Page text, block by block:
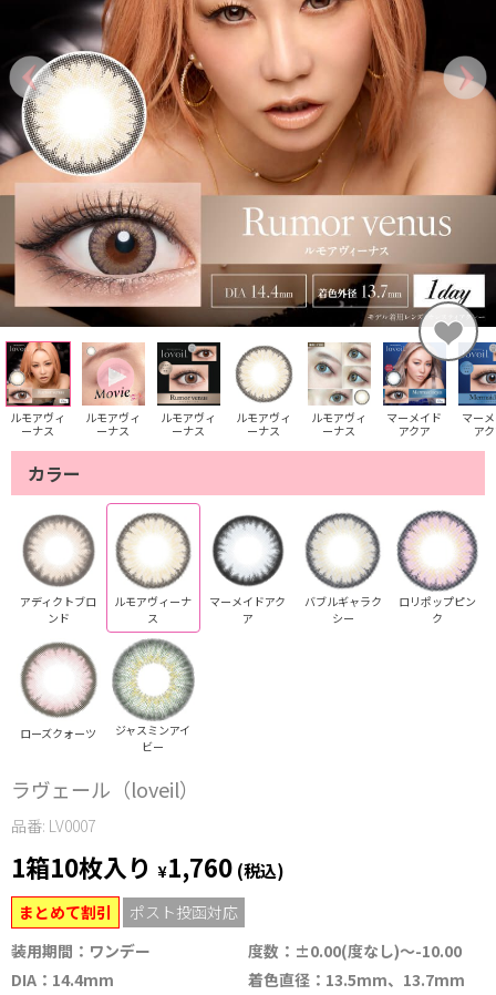
ルモアヴィ
ーナス
ルモアヴィ
ーナス
ルモアヴィ
ーナス
ルモアヴィ
ーナス
ルモアヴィ
ーナス
マーメイド
アクア
マー
ア
カラー
アディクトブロ
ンド
ルモアヴィーナ
ス
マーメイドアク
ア
バブルギャラク
シー
ロリポップピン
ク
ローズクォーツ
ジャスミンアイ
ビー
ラヴェール（loveil）
品番: LV0007
1箱10枚入り ¥1,760 (税込)
まとめて割引
ポスト投函対応
装用期間：ワンデー
度数：±0.00(度なし)～-10.00
DIA：14.4mm
着色直径：13.5mm、13.7mm